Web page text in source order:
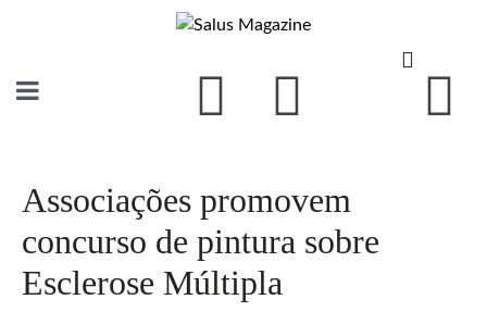
Associações promovem
concurso de pintura sobre
Esclerose Múltipla